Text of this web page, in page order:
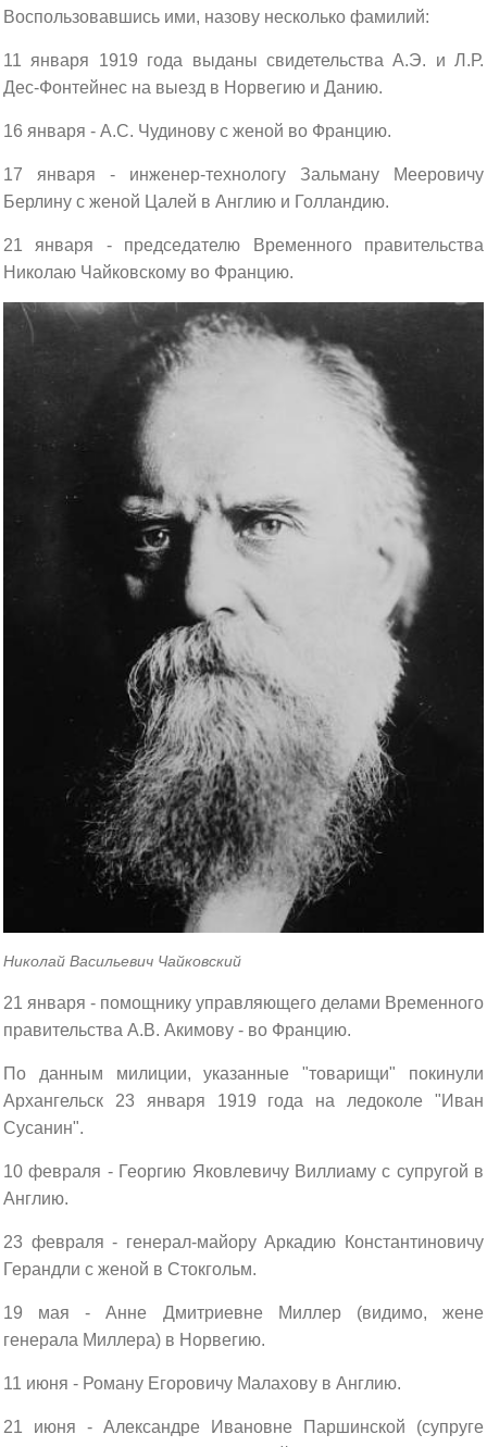
Воспользовавшись ими, назову несколько фамилий:
11 января 1919 года выданы свидетельства А.Э. и Л.Р.
Дес-Фонтейнес на выезд в Норвегию и Данию.
16 января - А.С. Чудинову с женой во Францию.
17 января - инженер-технологу Зальману Мееровичу
Берлину с женой Цалей в Англию и Голландию.
21 января - председателю Временного правительства
Николаю Чайковскому во Францию.
Николай Васильевич Чайковский
21 января - помощнику управляющего делами Временного
правительства А.В. Акимову - во Францию.
По данным милиции, указанные "товарищи" покинули
Архангельск 23 января 1919 года на ледоколе "Иван
Сусанин".
10 февраля - Георгию Яковлевичу Виллиаму с супругой в
Англию.
23 февраля - генерал-майору Аркадию Константиновичу
Герандли с женой в Стокгольм.
19 мая - Анне Дмитриевне Миллер (видимо, жене
генерала Миллера) в Норвегию.
11 июня - Роману Егоровичу Малахову в Англию.
21 июня - Александре Ивановне Паршинской (супруге